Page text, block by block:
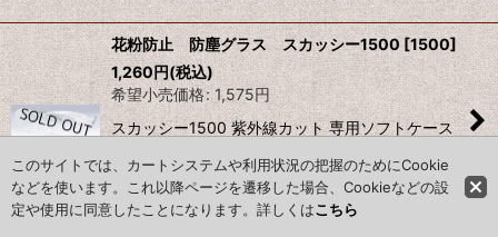
花粉防止 防塵グラス スカッシー1500 [1500]
1,260円(税込)
希望小売価格: 1,575円
スカッシー1500 紫外線カット 専用ソフトケース
ｔ 商品でもお取り寄せ可能な場合があります。
お問合わせくだ…
このサイトでは、カートシステムや利用状況の把握のためにCookie
などを使います。これ以降ページを遷移した場合、Cookieなどの設
定や使用に同意したことになります。詳しくはこちら